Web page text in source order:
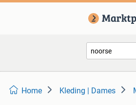
Home Kleding | Dames